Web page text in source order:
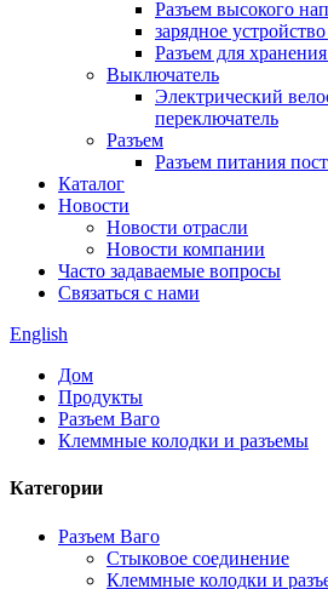
Разъем высокого
зарядное
Разъем для
Выключатель
Электрический
переключатель
Разъем
Разъем питания
Каталог
Новости
Новости отрасли
Новости компании
Часто задаваемые вопросы
Связаться с нами
English
Дом
Продукты
Разъем Ваго
Клеммные колодки и разъемы
Категории
Разъем Ваго
Стыковое соединение
Клеммные колодки и